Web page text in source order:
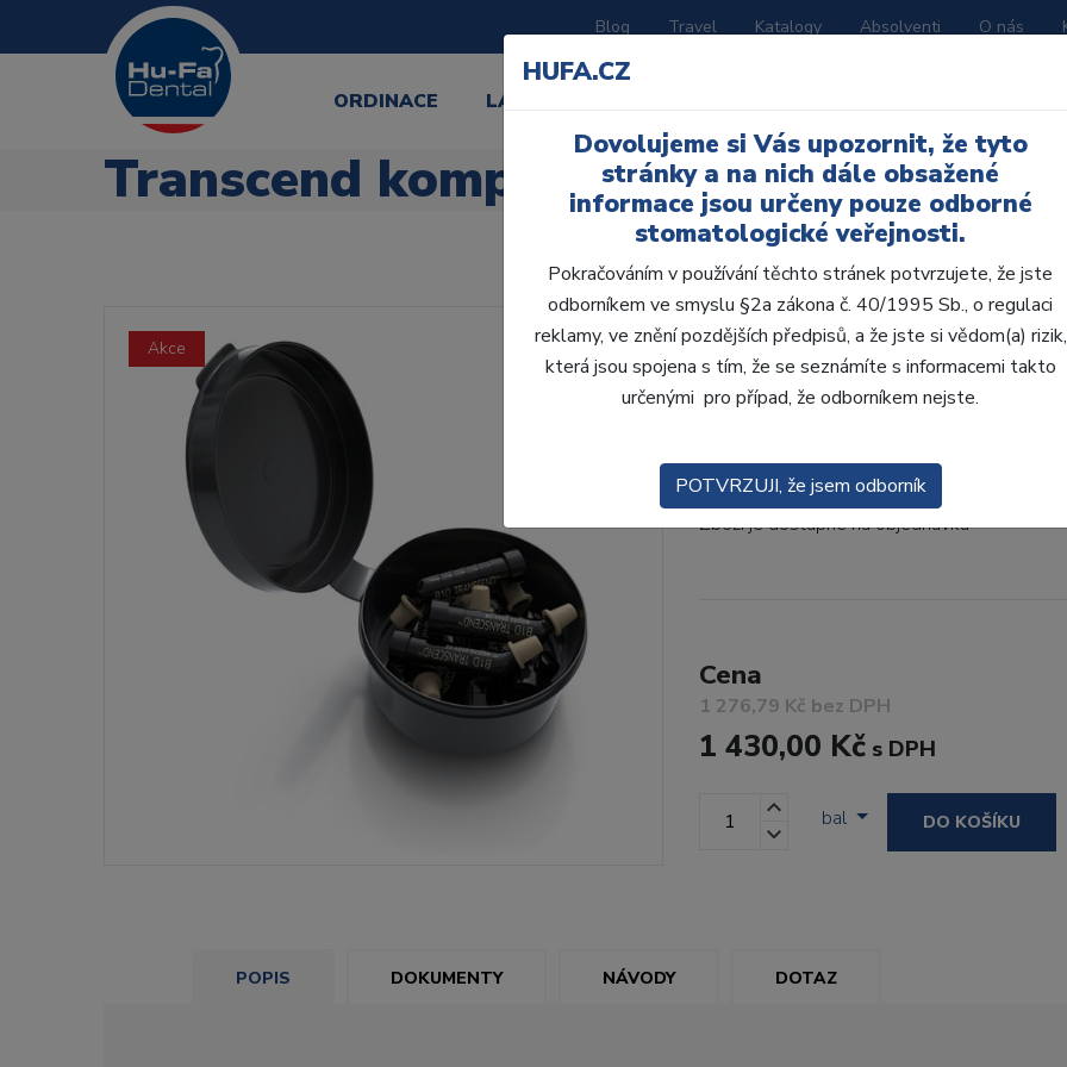
Blog Travel Katalogy Absolventi O nás
ORDINACE LABORATOŘ
Transcend kompule 10 x 0,2g - B1D
Akce
Transcend kompule
Výplně pouze s jedním odstínem Revoluční
kompozitu Transcend bylo navrženo
Kód produktu: 504747
Zboží je dostupnéna objednávku
Cena
1 276,79 Kč bez DPH
1 430,00 Kč s DPH
bal DO KOŠÍKU
POPIS DOKUMENTY NÁVODY DOTAZ
HUFA.CZ
Dovolujeme si Vás upozornit, že tyto
stránky a na nich dále obsažené
informace jsou určeny pouze odborné
stomatologické veřejnosti.
Pokračováním v používání těchto stránek potvrzujete, že jste
odborníkem ve smyslu §2a zákona č. 40/1995 Sb., o regulaci
reklamy, ve znění pozdějších předpisů, a že jste si vědom(a) rizik,
která jsou spojena s tím, že se seznámíte s informacemi takto
určenými pro případ, že odborníkem nejste.
POTVRZUJI, že jsem odborník